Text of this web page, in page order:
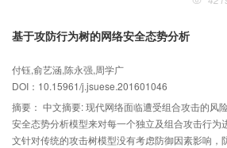
后台扫描组件，劫持界面组件以及隐私外传组件；
关系；通过组件间数据流分析，确定劫持界面组件
AHDetector的检测效果，本文设计实现了覆盖界面
的18个样例来测试方法的有效性，同时采用了4个
试结果表明，AHDetector能够有效的检测出应用
同时不会误判，而6个常见的恶意应用在线检测平
visualThreat、安全管家在线检测、腾讯安全实验
基于攻防行为树的网络安全态势分析
付钰,俞艺涵,陈永强,周学广
DOI：10.15961/j.jsuese.201601046
摘要： 中文摘要: 现代网络面临遭受组合攻击的风
安全态势分析模型来对每一个独立及组合攻击行为
文针对传统的攻击树模型没有考虑防御因素影响，